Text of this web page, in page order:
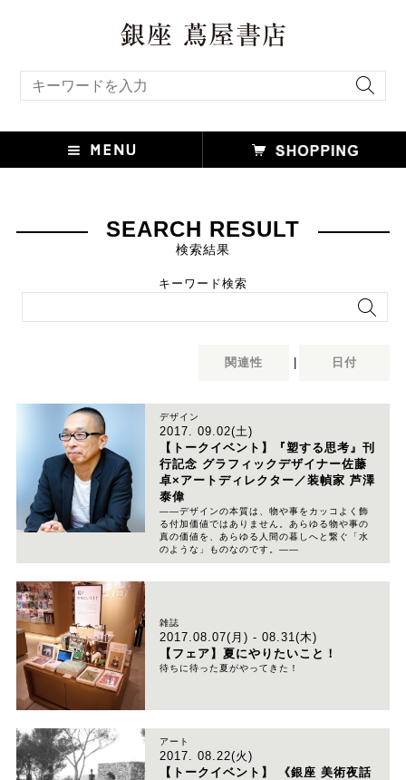
SEARCH RESULT
検索結果
キーワード検索
関連性 日付
デザイン
2017. 09.02(土)
【トークイベント】『塑する思考』刊
行記念 グラフィックデザイナー佐藤
卓×アートディレクター／装幀家 芦澤
泰偉
――デザインの本質は、物や事をカッコよく飾
る付加価値ではありません。あらゆる物や事の
真の価値を、あらゆる人間の暮しへと繋ぐ「水
のような」ものなのです。――
雑誌
2017.08.07(月) - 08.31(木)
【フェア】夏にやりたいこと！
待ちに待った夏がやってきた！
アート
2017. 08.22(火)
【トークイベント】 《銀座 美術夜話